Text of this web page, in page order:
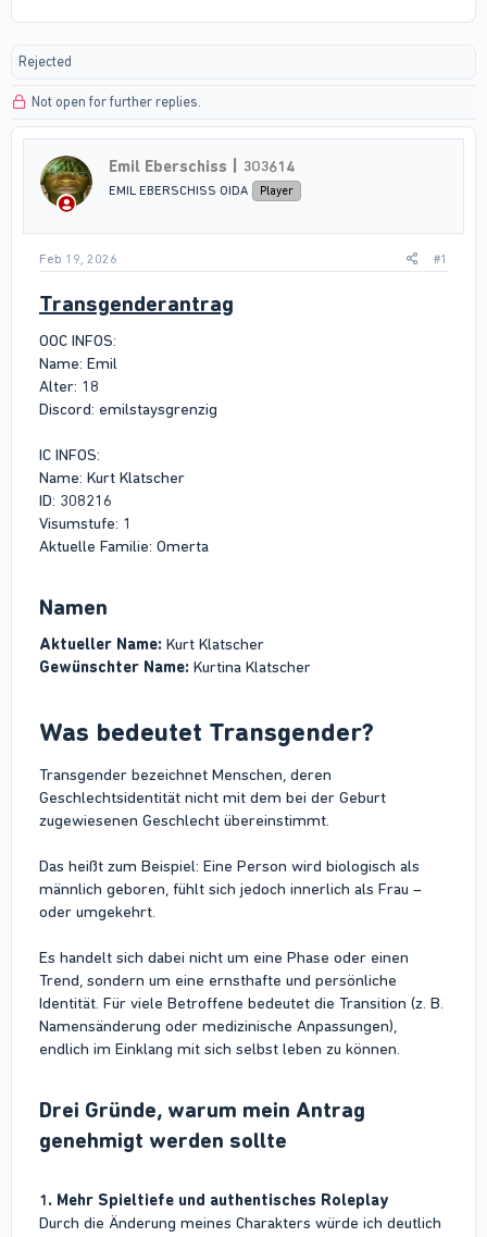
a
s
t
r
t
e
t
Rejected
Not open for further replies.
Emil Eberschiss | 303614
EMIL EBERSCHISS OIDA Player
Feb 19, 2026 #1
Transgenderantrag
OOC INFOS:
Name: Emil
Alter: 18
Discord: emilstaysgrenzig
IC INFOS:
Name: Kurt Klatscher
ID: 308216
Visumstufe: 1
Aktuelle Familie: Omerta
Namen​
Aktueller Name: Kurt Klatscher
Gewünschter Name: Kurtina Klatscher
Was bedeutet Transgender?​
Transgender bezeichnet Menschen, deren
Geschlechtsidentität nicht mit dem bei der Geburt
zugewiesenen Geschlecht übereinstimmt.
Das heißt zum Beispiel: Eine Person wird biologisch als
männlich geboren, fühlt sich jedoch innerlich als Frau –
oder umgekehrt.
Es handelt sich dabei nicht um eine Phase oder einen
Trend, sondern um eine ernsthafte und persönliche
Identität. Für viele Betroffene bedeutet die Transition (z. B.
Namensänderung oder medizinische Anpassungen),
endlich im Einklang mit sich selbst leben zu können.
Drei Gründe, warum mein Antrag
genehmigt werden sollte​
1. Mehr Spieltiefe und authentisches Roleplay
Durch die Änderung meines Charakters würde ich deutlich